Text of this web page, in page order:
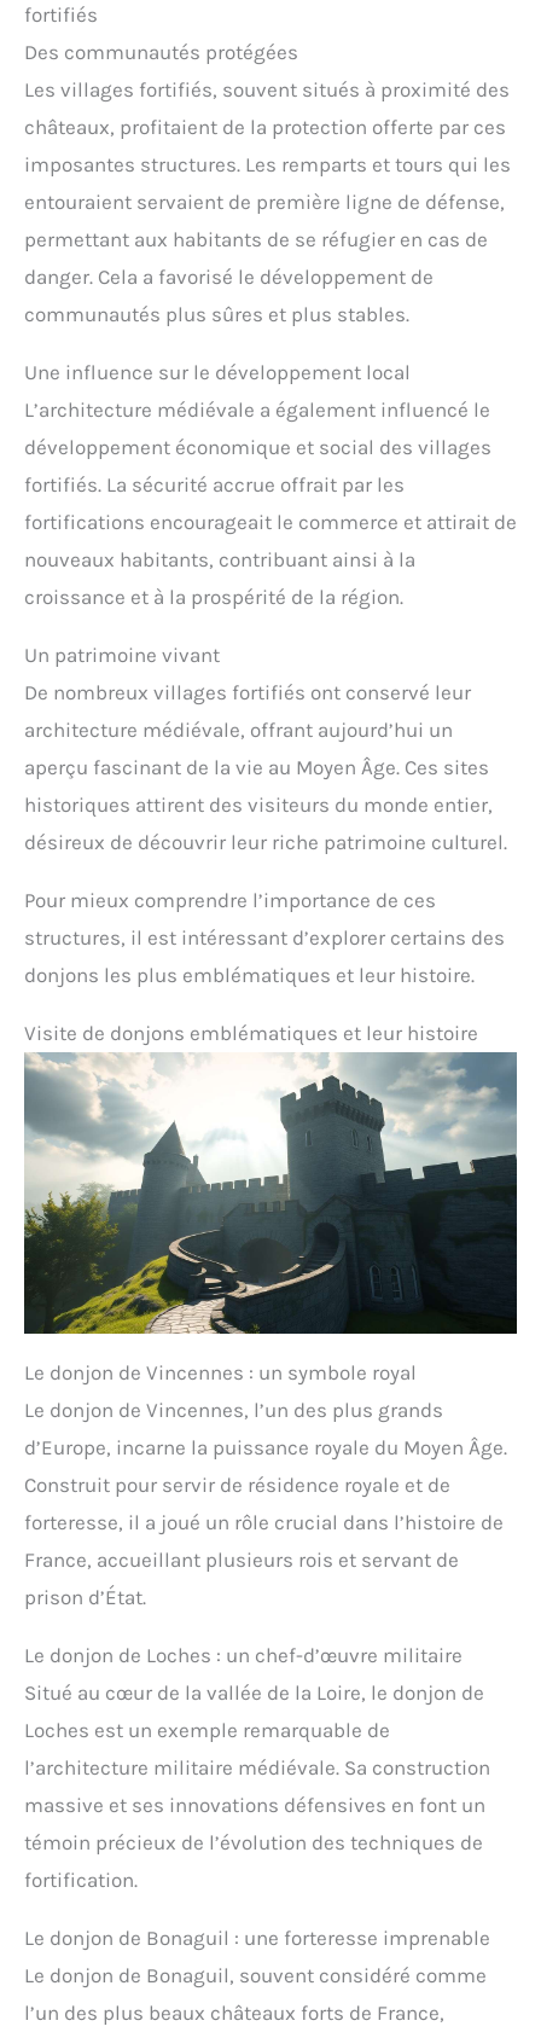
fortifiés
Des communautés protégées
Les villages fortifiés, souvent situés à proximité des
châteaux, profitaient de la protection offerte par ces
imposantes structures. Les remparts et tours qui les
entouraient servaient de première ligne de défense,
permettant aux habitants de se réfugier en cas de
danger. Cela a favorisé le développement de
communautés plus sûres et plus stables.
Une influence sur le développement local
L’architecture médiévale a également influencé le
développement économique et social des villages
fortifiés. La sécurité accrue offrait par les
fortifications encourageait le commerce et attirait de
nouveaux habitants, contribuant ainsi à la
croissance et à la prospérité de la région.
Un patrimoine vivant
De nombreux villages fortifiés ont conservé leur
architecture médiévale, offrant aujourd’hui un
aperçu fascinant de la vie au Moyen Âge. Ces sites
historiques attirent des visiteurs du monde entier,
désireux de découvrir leur riche patrimoine culturel.
Pour mieux comprendre l’importance de ces
structures, il est intéressant d’explorer certains des
donjons les plus emblématiques et leur histoire.
Visite de donjons emblématiques et leur histoire
Le donjon de Vincennes : un symbole royal
Le donjon de Vincennes, l’un des plus grands
d’Europe, incarne la puissance royale du Moyen Âge.
Construit pour servir de résidence royale et de
forteresse, il a joué un rôle crucial dans l’histoire de
France, accueillant plusieurs rois et servant de
prison d’État.
Le donjon de Loches : un chef-d’œuvre militaire
Situé au cœur de la vallée de la Loire, le donjon de
Loches est un exemple remarquable de
l’architecture militaire médiévale. Sa construction
massive et ses innovations défensives en font un
témoin précieux de l’évolution des techniques de
fortification.
Le donjon de Bonaguil : une forteresse imprenable
Le donjon de Bonaguil, souvent considéré comme
l’un des plus beaux châteaux forts de France,